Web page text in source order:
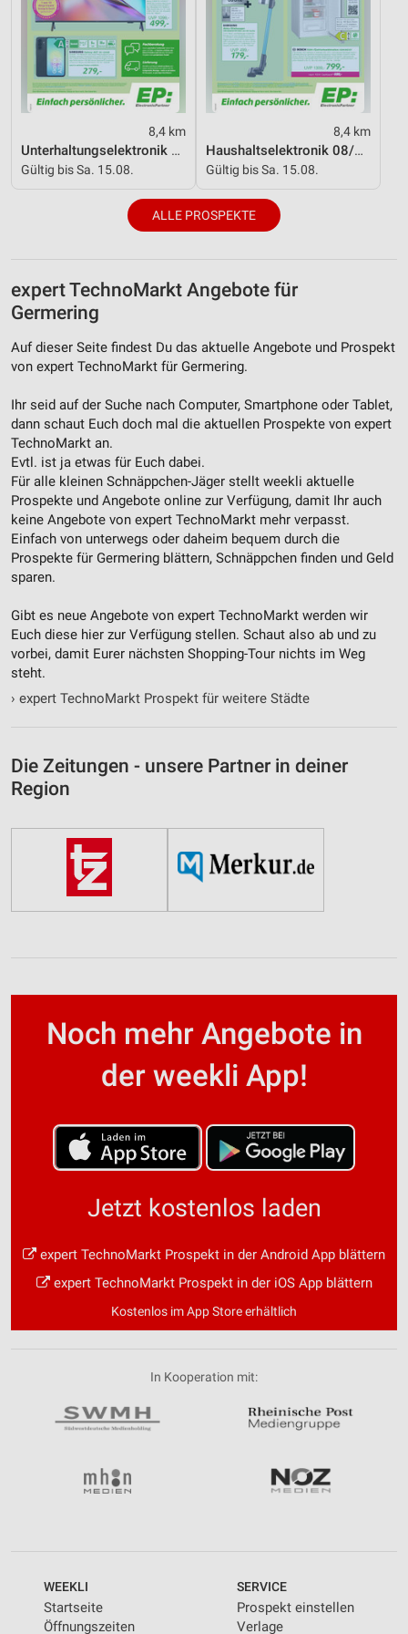
8,4 km
Unterhaltungselektronik 08/2026
Gültig bis Sa. 15.08.
8,4 km
Haushaltselektronik 08/2026
Gültig bis Sa. 15.08.
ALLE PROSPEKTE
expert TechnoMarkt Angebote für
Germering
Auf dieser Seite findest Du das aktuelle Angebote und Prospekt
von expert TechnoMarkt für Germering.
Ihr seid auf der Suche nach Computer, Smartphone oder Tablet,
dann schaut Euch doch mal die aktuellen Prospekte von expert
TechnoMarkt an.
Evtl. ist ja etwas für Euch dabei.
Für alle kleinen Schnäppchen-Jäger stellt weekli aktuelle
Prospekte und Angebote online zur Verfügung, damit Ihr auch
keine Angebote von expert TechnoMarkt mehr verpasst.
Einfach von unterwegs oder daheim bequem durch die
Prospekte für Germering blättern, Schnäppchen finden und Geld
sparen.
Gibt es neue Angebote von expert TechnoMarkt werden wir
Euch diese hier zur Verfügung stellen. Schaut also ab und zu
vorbei, damit Eurer nächsten Shopping-Tour nichts im Weg
steht.
› expert TechnoMarkt Prospekt für weitere Städte
Die Zeitungen - unsere Partner in deiner
Region
Noch mehr Angebote in
der weekli App!
Jetzt kostenlos laden
expert TechnoMarkt Prospekt in der Android App blättern
expert TechnoMarkt Prospekt in der iOS App blättern
Kostenlos im App Store erhältlich
In Kooperation mit:
WEEKLI
Startseite
Öffnungszeiten
SERVICE
Prospekt einstellen
Verlage
Verwendung von Profilen zur Auswahl
personalisierter Inhalte
Messung der Werbeleistung
Messung der Performance von Inhalten
Analyse von Zielgruppen durch Statistiken oder
Kombinationen von Daten aus verschiedenen
Quellen
Entwicklung und Verbesserung der Angebote
IAB-Besonderheiten:
Verwendung genauer Standortdaten
Geräte anhand von aktiv angeforderten
Informationen identifizieren
Nicht-IAB-Verarbeitungszwecke:
Notwendig
Performance
Funktional
Werbung